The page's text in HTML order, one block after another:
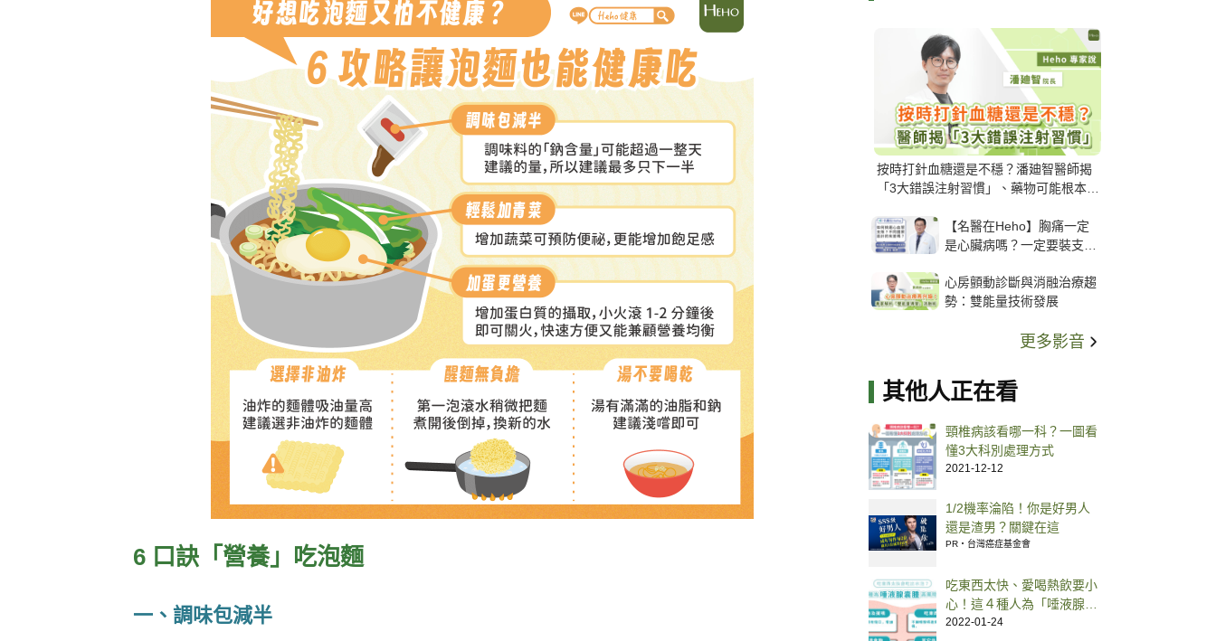
6 口訣「營養」吃泡麵
一、調味包減半
按時打針血糖還是不穩？潘廸智醫師揭
「3大錯誤注射習慣」、藥物可能根本沒
【名醫在Heho】胸痛一定
是心臟病嗎？一定要裝支
解析支架種類、風險與選擇
關鍵
心房顫動診斷與消融治療趨
勢：雙能量技術發展
更多影音
其他人正在看
頸椎病該看哪一科？一圖看
懂3大科別處理方式
2021-12-12
1/2機率淪陷！你是好男人
還是渣男？關鍵在這
PR・台灣癌症基金會
吃東西太快、愛喝熱飲要小
心！這４種人為「唾液腺囊
腫」高風險族群
2022-01-24